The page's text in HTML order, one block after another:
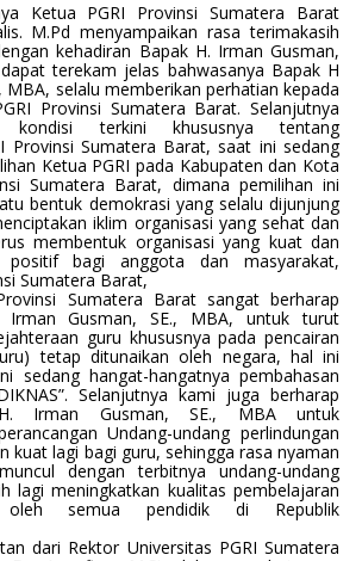
Ketua PGRI Provinsi Sumatera Barat
M.Pd menyampaikan rasa terimakasih
kehadiran Bapak H. Irman Gusman,
terekam jelas bahwasanya Bapak H
MBA, selalu memberikan perhatian kepada
Provinsi Sumatera Barat. Selanjutnya
kondisi terkini khususnya tentang
Provinsi Sumatera Barat, saat ini sedang
Ketua PGRI pada Kabupaten dan Kota
Sumatera Barat, dimana pemilihan ini
bentuk demokrasi yang selalu dijunjung
iklim organisasi yang sehat dan
membentuk organisasi yang kuat dan
positif bagi anggota dan masyarakat,
Sumatera Barat,
Sumatera Barat sangat berharap
Irman Gusman, SE., MBA, untuk turut
guru khususnya pada pencairan
tetap ditunaikan oleh negara, hal ini
sedang hangat-hangatnya pembahasan
Selanjutnya kami juga berharap
Irman Gusman, SE., MBA untuk
Undang-undang perlindungan
kuat lagi bagi guru, sehingga rasa nyaman
dengan terbitnya undang-undang
lagi meningkatkan kualitas pembelajaran
oleh semua pendidik di Republik
dari Rektor Universitas PGRI Sumatera